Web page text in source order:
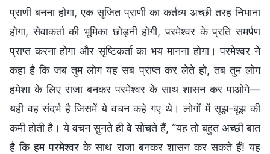
प्राणी बनना होगा, एक सृजित प्राणी का कर्तव्य अच्छी तरह निभाना
होगा, सेवाकर्ता की भूमिका छोड़नी होगी, परमेश्वर के प्रति समर्पण
प्राप्त करना होगा और सृष्टिकर्ता का भय मानना होगा। परमेश्वर ने
कहा है कि जब तुम लोग यह सब प्राप्त कर लेते हो, तब तुम लोग
हमेशा के लिए राजा बनकर परमेश्वर के साथ शासन कर पाओगे—
यही वह संदर्भ है जिसमें ये वचन कहे गए थे। लोगों में सूझ-बूझ की
कमी होती है। ये वचन सुनते ही वे सोचते हैं, “यह तो बहुत अच्छी बात
है कि हम परमेश्वर के साथ राजा बनकर शासन कर सकते हैं! यह